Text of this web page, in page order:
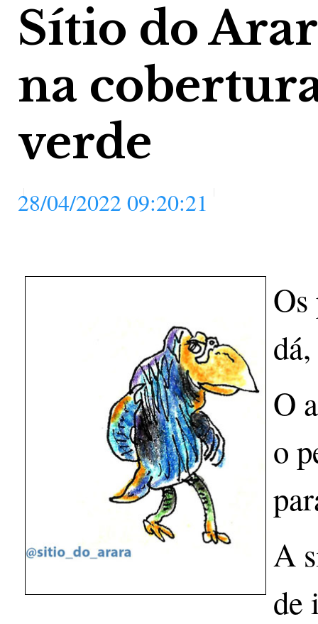
Sítio do
na
verde
28/04/2022 09:20:21
O
o
A
de